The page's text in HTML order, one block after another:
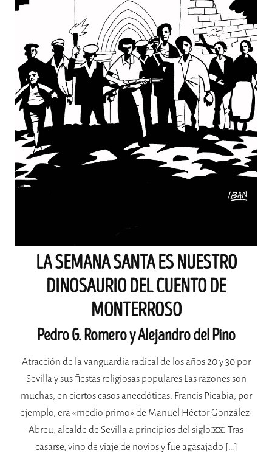
LA SEMANA SANTA ES NUESTRO
DINOSAURIO DEL CUENTO DE
MONTERROSO
Pedro G. Romero y Alejandro del Pino
Atracción de la vanguardia radical de los años 20 y 30 por
Sevilla y sus fiestas religiosas populares Las razones son
muchas, en ciertos casos anecdóticas. Francis Picabia, por
ejemplo, era «medio primo» de Manuel Héctor González-
Abreu, alcalde de Sevilla a principios del siglo XX. Tras
casarse, vino de viaje de novios y fue agasajado […]